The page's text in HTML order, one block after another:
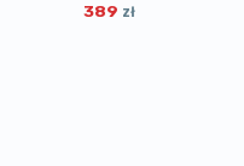
389 zł